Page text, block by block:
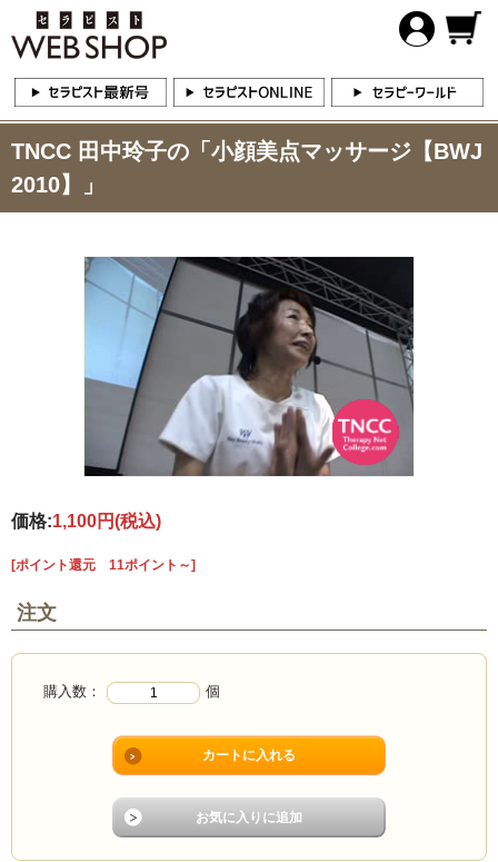
TNCC 田中玲子の「小顔美点マッサージ【BWJ
2010】」
価格:1,100円(税込)
[ポイント還元 11ポイント～]
注文
購入数： 個